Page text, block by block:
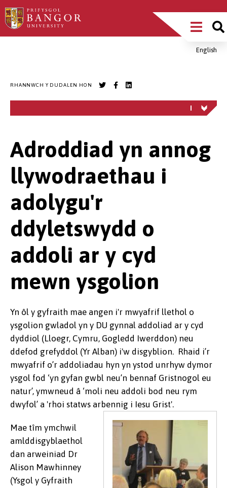
Sgipiwch
i’r
Main
MenuEnglish
RHANNWCH Y DUDALEN HON
Adroddiad yn annog
llywodraethau i
adolygu'r
ddyletswydd o
addoli ar y cyd
mewn ysgolion
Yn ôl y gyfraith mae angen i'r mwyafrif llethol o
ysgolion gwladol yn y DU gynnal addoliad ar y cyd
dyddiol (Lloegr, Cymru, Gogledd Iwerddon) neu
ddefod grefyddol (Yr Alban) i'w disgyblion. Rhaid i’r
mwyafrif o’r addoliadau hyn yn ystod unrhyw dymor
ysgol fod ‘yn gyfan gwbl neu’n bennaf Gristnogol eu
natur’, ymwneud â ‘moli neu addoli bod neu rym
dwyfol’ a 'rhoi statws arbennig i Iesu Grist'.
Mae tîm ymchwil
amlddisgyblaethol
dan arweiniad Dr
Alison Mawhinney
(Ysgol y Gyfraith